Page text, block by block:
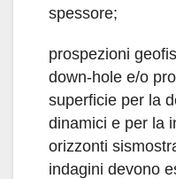
spessore;
prospezioni
down-hole e/o
superficie per la
dinamici e per la
orizzonti
indagini devono